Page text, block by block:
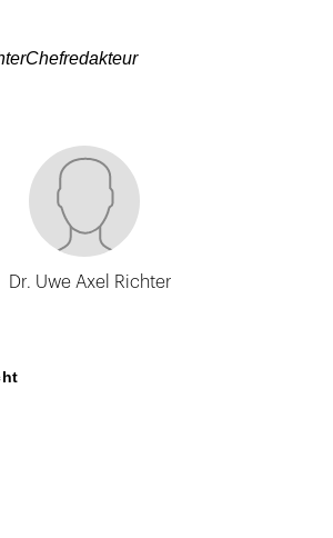
Dr. Uwe Axel Richter